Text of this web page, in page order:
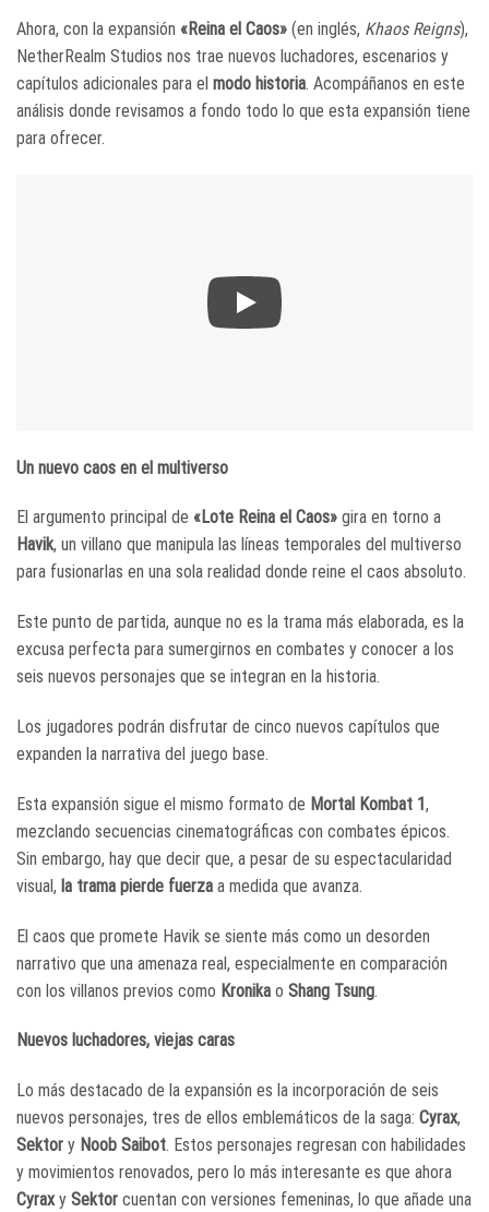
Ahora, con la expansión «Reina el Caos» (en inglés, Khaos Reigns),
NetherRealm Studios nos trae nuevos luchadores, escenarios y
capítulos adicionales para el modo historia. Acompáñanos en este
análisis donde revisamos a fondo todo lo que esta expansión tiene
para ofrecer.
Un nuevo caos en el multiverso
El argumento principal de «Lote Reina el Caos» gira en torno a
Havik, un villano que manipula las líneas temporales del multiverso
para fusionarlas en una sola realidad donde reine el caos absoluto.
Este punto de partida, aunque no es la trama más elaborada, es la
excusa perfecta para sumergirnos en combates y conocer a los
seis nuevos personajes que se integran en la historia.
Los jugadores podrán disfrutar de cinco nuevos capítulos que
expanden la narrativa del juego base.
Esta expansión sigue el mismo formato de Mortal Kombat 1,
mezclando secuencias cinematográficas con combates épicos.
Sin embargo, hay que decir que, a pesar de su espectacularidad
visual, la trama pierde fuerza a medida que avanza.
El caos que promete Havik se siente más como un desorden
narrativo que una amenaza real, especialmente en comparación
con los villanos previos como Kronika o Shang Tsung.
Nuevos luchadores, viejas caras
Lo más destacado de la expansión es la incorporación de seis
nuevos personajes, tres de ellos emblemáticos de la saga: Cyrax,
Sektor y Noob Saibot. Estos personajes regresan con habilidades
y movimientos renovados, pero lo más interesante es que ahora
Cyraxy Sektor cuentan con versiones femeninas, lo que añade una